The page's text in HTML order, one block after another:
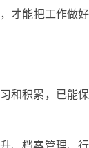
能把工作做
和积累，已能
、档案管理、